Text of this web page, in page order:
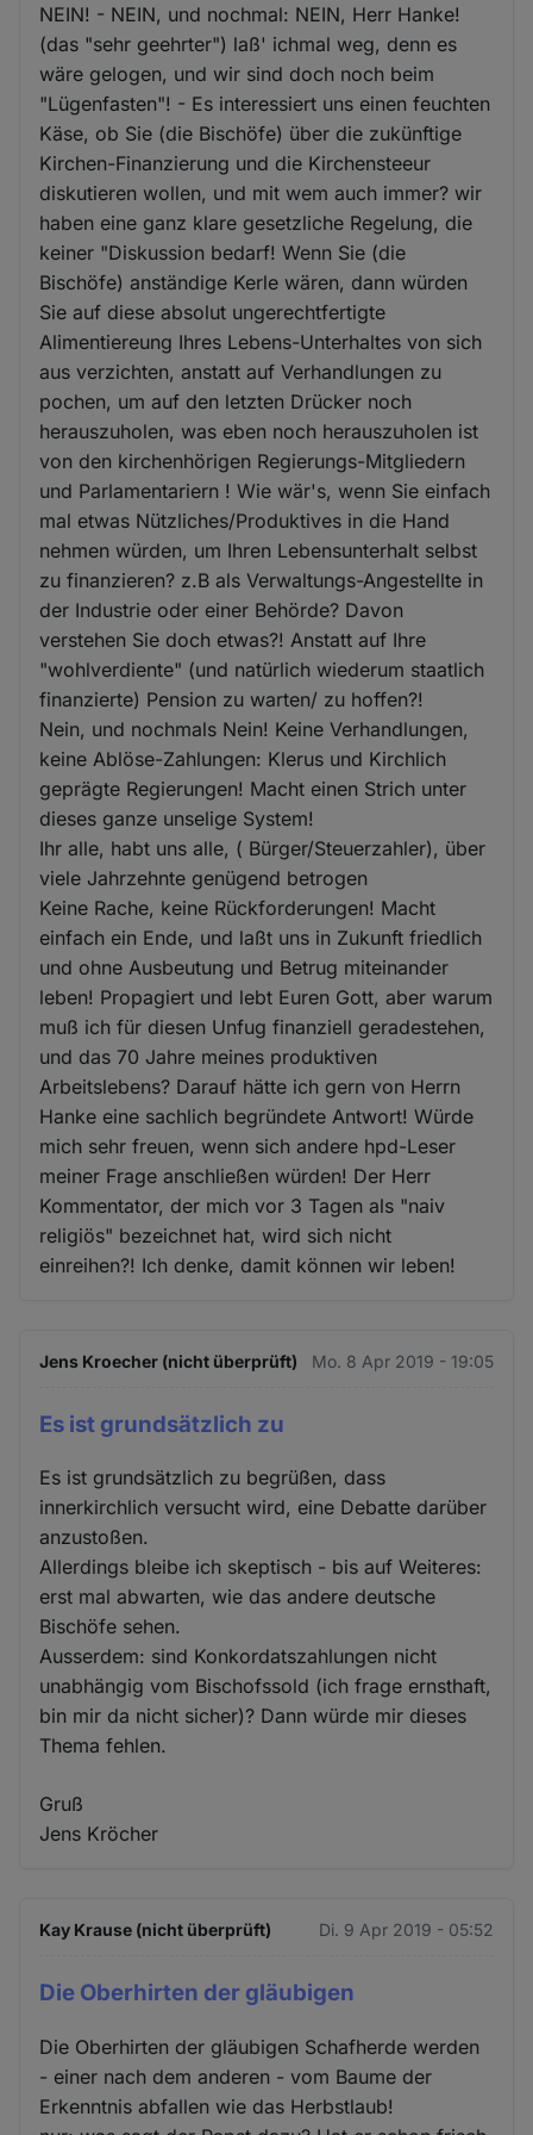
NEIN! - NEIN, und nochmal: NEIN, Herr Hanke!
(das "sehr geehrter") laß' ichmal weg, denn es
wäre gelogen, und wir sind doch noch beim
"Lügenfasten"! - Es interessiert uns einen feuchten
Käse, ob Sie (die Bischöfe) über die zukünftige
Kirchen-Finanzierung und die Kirchensteeur
diskutieren wollen, und mit wem auch immer? wir
haben eine ganz klare gesetzliche Regelung, die
keiner "Diskussion bedarf! Wenn Sie (die
Bischöfe) anständige Kerle wären, dann würden
Sie auf diese absolut ungerechtfertigte
Alimentiereung Ihres Lebens-Unterhaltes von sich
aus verzichten, anstatt auf Verhandlungen zu
pochen, um auf den letzten Drücker noch
herauszuholen, was eben noch herauszuholen ist
von den kirchenhörigen Regierungs-Mitgliedern
und Parlamentariern ! Wie wär's, wenn Sie einfach
mal etwas Nützliches/Produktives in die Hand
nehmen würden, um Ihren Lebensunterhalt selbst
zu finanzieren? z.B als Verwaltungs-Angestellte in
der Industrie oder einer Behörde? Davon
verstehen Sie doch etwas?! Anstatt auf Ihre
"wohlverdiente" (und natürlich wiederum staatlich
finanzierte) Pension zu warten/ zu hoffen?!
Nein, und nochmals Nein! Keine Verhandlungen,
keine Ablöse-Zahlungen: Klerus und Kirchlich
geprägte Regierungen! Macht einen Strich unter
dieses ganze unselige System!
Ihr alle, habt uns alle, ( Bürger/Steuerzahler), über
viele Jahrzehnte genügend betrogen
Keine Rache, keine Rückforderungen! Macht
einfach ein Ende, und laßt uns in Zukunft friedlich
und ohne Ausbeutung und Betrug miteinander
leben! Propagiert und lebt Euren Gott, aber warum
muß ich für diesen Unfug finanziell geradestehen,
und das 70 Jahre meines produktiven
Arbeitslebens? Darauf hätte ich gern von Herrn
Hanke eine sachlich begründete Antwort! Würde
mich sehr freuen, wenn sich andere hpd-Leser
meiner Frage anschließen würden! Der Herr
Kommentator, der mich vor 3 Tagen als "naiv
religiös" bezeichnet hat, wird sich nicht
einreihen?! Ich denke, damit können wir leben!
Jens Kroecher (nicht überprüft) Mo. 8 Apr 2019 - 19:05
Es ist grundsätzlich zu
Es ist grundsätzlich zu begrüßen, dass
innerkirchlich versucht wird, eine Debatte darüber
anzustoßen.
Allerdings bleibe ich skeptisch - bis auf Weiteres:
erst mal abwarten, wie das andere deutsche
Bischöfe sehen.
Ausserdem: sind Konkordatszahlungen nicht
unabhängig vom Bischofssold (ich frage ernsthaft,
bin mir da nicht sicher)? Dann würde mir dieses
Thema fehlen.
Gruß
Jens Kröcher
Kay Krause (nicht überprüft) Di. 9 Apr 2019 - 05:52
Die Oberhirten der gläubigen
Die Oberhirten der gläubigen Schafherde werden
- einer nach dem anderen - vom Baume der
Erkenntnis abfallen wie das Herbstlaub!